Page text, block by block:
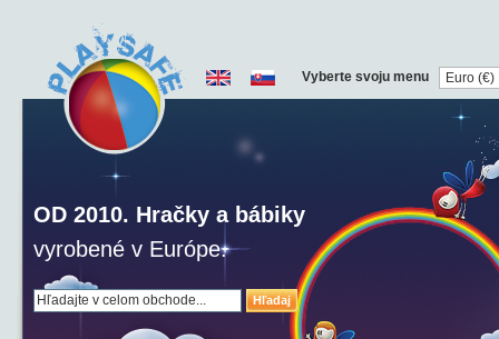
Hľadaj
OD 2010. Hračky a bábiky
vyrobené v Európe.
Vyberte svoju menu